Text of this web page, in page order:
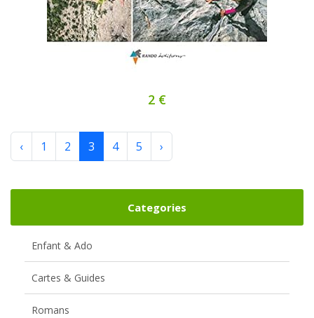
2 €
‹ 1 2 3 4 5 ›
Categories
Enfant & Ado
Cartes & Guides
Romans